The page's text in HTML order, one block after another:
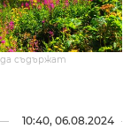
съдържат
10:40, 06.08.2024